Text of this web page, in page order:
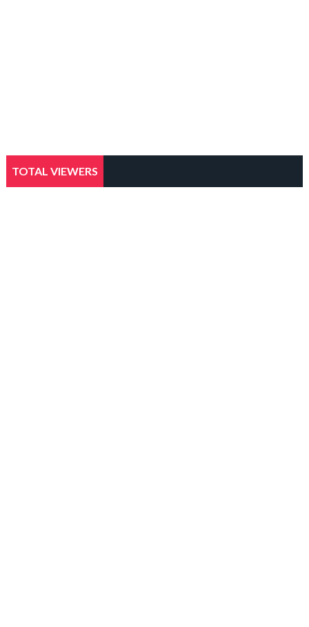
TOTAL VIEWERS